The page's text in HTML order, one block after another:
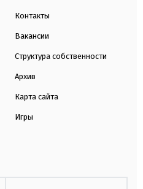
Контакты
Вакансии
Структура собственности
Архив
Карта сайта
Игры